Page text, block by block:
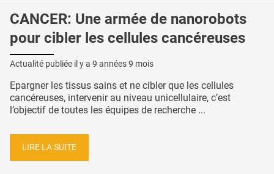
CANCER: Une armée de nanorobots
pour cibler les cellules cancéreuses
Actualité publiée il y a 9 années 9 mois
Epargner les tissus sains et ne cibler que les cellules
cancéreuses, intervenir au niveau unicellulaire, c’est
l’objectif de toutes les équipes de recherche ...
LIRE LA SUITE